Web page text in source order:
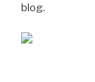
blog.